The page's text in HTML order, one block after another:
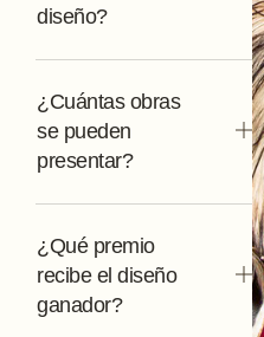
diseño?
¿Cuántas obras
se pueden
presentar?
¿Qué premio
recibe el diseño
ganador?